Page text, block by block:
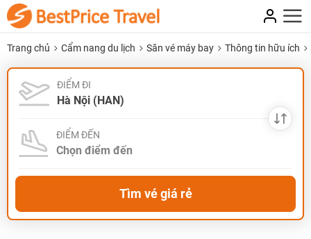
Trang chủ Cẩm nang du lịch Săn vé máy bay Thông tin hữu ích
ĐIỂM ĐI
ĐIỂM ĐẾN
Tìm vé giá rẻ